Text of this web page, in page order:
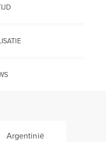
Argentinië